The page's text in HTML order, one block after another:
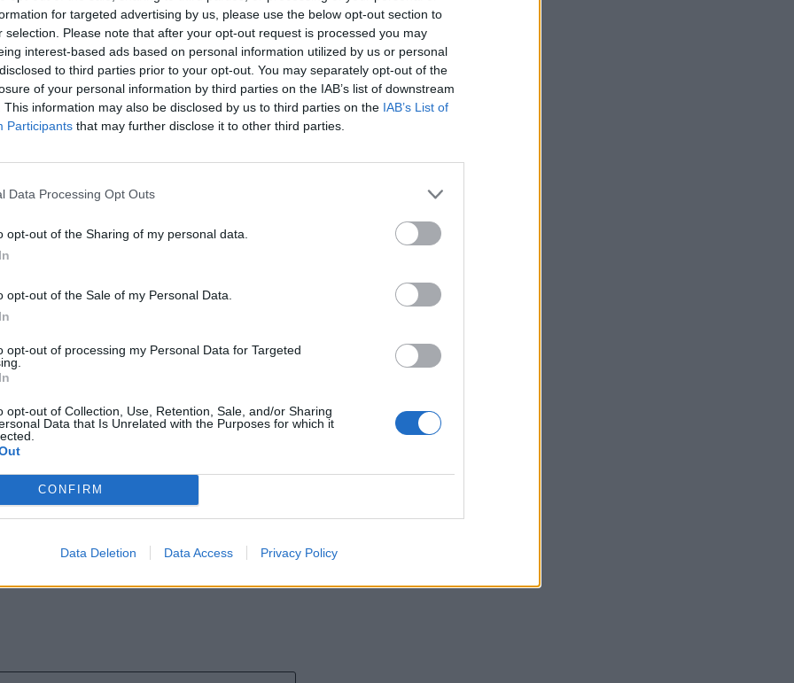
for targeted advertising by us, please use the below opt-out section to
selection. Please note that after your opt-out request is processed you may
interest-based ads based on personal information utilized by us or personal
to third parties prior to your opt-out. You may separately opt-out of the
of your personal information by third parties on the IAB’s list of downstream
This information may also be disclosed by us to third parties on the IAB’s List of
Participants that may further disclose it to other third parties.
Data Processing Opt Outs
opt-out of the Sharing of my personal data.
opt-out of the Sale of my Personal Data.
opt-out of processing my Personal Data for Targeted
opt-out of Collection, Use, Retention, Sale, and/or Sharing
Data that Is Unrelated with the Purposes for which it
CONFIRM
Data Deletion Data Access Privacy Policy
AWARDS GROUP VAGOS
PRÓXIMO
Construção da Ecovia do Litoral
Algarvio arranca no concelho de
Lagos
por
Soza recebe a 12ª edição da
de atividades
com conjunto de atividades
turísticas para toda
de Abril durante todo o ano